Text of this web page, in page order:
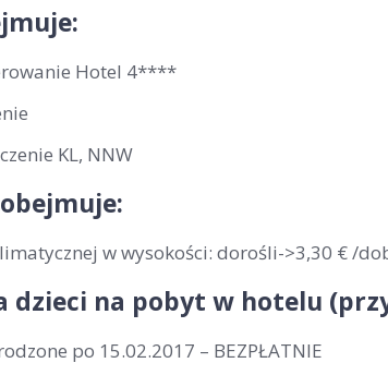
Hotel 4****
KL, NNW
w wysokości: dorośli->3,30 € /
dzieci na pobyt w hotelu
po 15.02.2017 – BEZPŁATNIE